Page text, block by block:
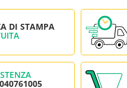
DI STAMPA